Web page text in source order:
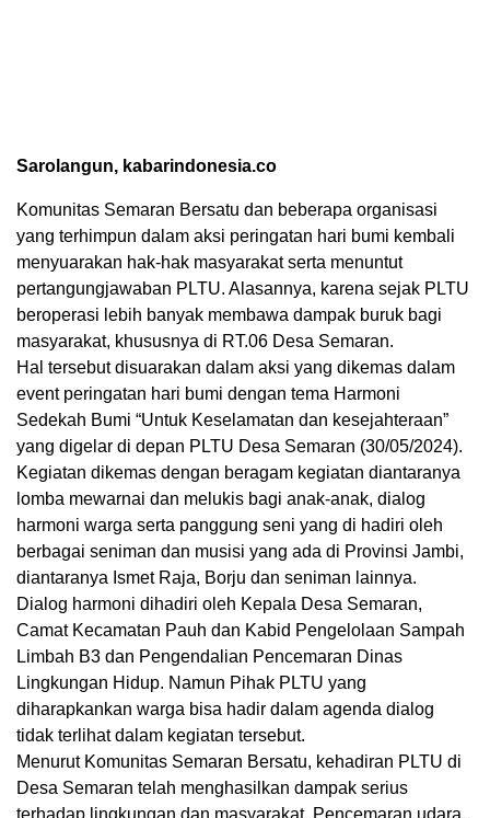
Sarolangun, kabarindonesia.co
Komunitas Semaran Bersatu dan beberapa organisasi
yang terhimpun dalam aksi peringatan hari bumi kembali
menyuarakan hak-hak masyarakat serta menuntut
pertangungjawaban PLTU. Alasannya, karena sejak PLTU
beroperasi lebih banyak membawa dampak buruk bagi
masyarakat, khususnya di RT.06 Desa Semaran.
Hal tersebut disuarakan dalam aksi yang dikemas dalam
event peringatan hari bumi dengan tema Harmoni
Sedekah Bumi “Untuk Keselamatan dan kesejahteraan”
yang digelar di depan PLTU Desa Semaran (30/05/2024).
Kegiatan dikemas dengan beragam kegiatan diantaranya
lomba mewarnai dan melukis bagi anak-anak, dialog
harmoni warga serta panggung seni yang di hadiri oleh
berbagai seniman dan musisi yang ada di Provinsi Jambi,
diantaranya Ismet Raja, Borju dan seniman lainnya.
Dialog harmoni dihadiri oleh Kepala Desa Semaran,
Camat Kecamatan Pauh dan Kabid Pengelolaan Sampah
Limbah B3 dan Pengendalian Pencemaran Dinas
Lingkungan Hidup. Namun Pihak PLTU yang
diharapkankan warga bisa hadir dalam agenda dialog
tidak terlihat dalam kegiatan tersebut.
Menurut Komunitas Semaran Bersatu, kehadiran PLTU di
Desa Semaran telah menghasilkan dampak serius